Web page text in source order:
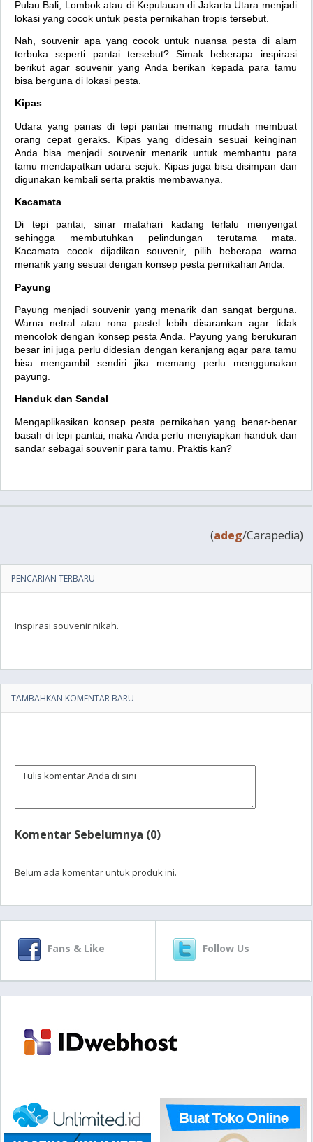
Pulau Bali, Lombok atau di Kepulauan di Jakarta Utara menjadi
lokasi yang cocok untuk pesta pernikahan tropis tersebut.
Nah, souvenir apa yang cocok untuk nuansa pesta di alam
terbuka seperti pantai tersebut? Simak beberapa inspirasi
berikut agar souvenir yang Anda berikan kepada para tamu
bisa berguna di lokasi pesta.
Kipas
Udara yang panas di tepi pantai memang mudah membuat
orang cepat geraks. Kipas yang didesain sesuai keinginan
Anda bisa menjadi souvenir menarik untuk membantu para
tamu mendapatkan udara sejuk. Kipas juga bisa disimpan dan
digunakan kembali serta praktis membawanya.
Kacamata
Di tepi pantai, sinar matahari kadang terlalu menyengat
sehingga membutuhkan pelindungan terutama mata.
Kacamata cocok dijadikan souvenir, pilih beberapa warna
menarik yang sesuai dengan konsep pesta pernikahan Anda.
Payung
Payung menjadi souvenir yang menarik dan sangat berguna.
Warna netral atau rona pastel lebih disarankan agar tidak
mencolok dengan konsep pesta Anda. Payung yang berukuran
besar ini juga perlu didesian dengan keranjang agar para tamu
bisa mengambil sendiri jika memang perlu menggunakan
payung.
Handuk dan Sandal
Mengaplikasikan konsep pesta pernikahan yang benar-benar
basah di tepi pantai, maka Anda perlu menyiapkan handuk dan
sandar sebagai souvenir para tamu. Praktis kan?
(adeg/Carapedia)
PENCARIAN TERBARU
Inspirasi souvenir nikah.
TAMBAHKAN KOMENTAR BARU
Komentar Sebelumnya (0)
Belum ada komentar untuk produk ini.
Fans & Like Follow Us